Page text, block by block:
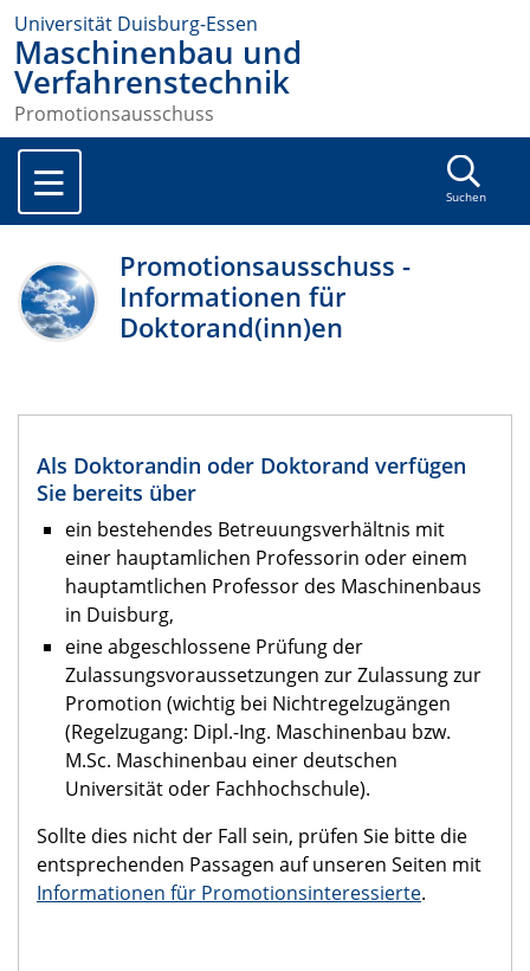
Universität Duisburg-Essen
Maschinenbau und
Verfahrenstechnik
Promotionsausschuss
Suchen
Promotionsausschuss -
Informationen für
Doktorand(inn)en
Als Doktorandin oder Doktorand verfügen
Sie bereits über
ein bestehendes Betreuungsverhältnis mit
einer hauptamlichen Professorin oder einem
hauptamtlichen Professor des Maschinenbaus
in Duisburg,
eine abgeschlossene Prüfung der
Zulassungsvoraussetzungen zur Zulassung zur
Promotion (wichtig bei Nichtregelzugängen
(Regelzugang: Dipl.-Ing. Maschinenbau bzw.
M.Sc. Maschinenbau einer deutschen
Universität oder Fachhochschule).
Sollte dies nicht der Fall sein, prüfen Sie bitte die
entsprechenden Passagen auf unseren Seiten mit
Informationen für Promotionsinteressierte.